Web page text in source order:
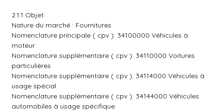
2.1.1 Objet
Nature du marché : Fournitures
Nomenclature principale ( cpv ): 34100000 Véhicules à
moteur
Nomenclature supplémentaire ( cpv ): 34110000 Voitures
particulières
Nomenclature supplémentaire ( cpv ): 34114000 Véhicules à
usage spécial
Nomenclature supplémentaire ( cpv ): 34144000 Véhicules
automobiles à usage spécifique